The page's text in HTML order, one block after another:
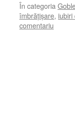
În categoria
îmbrățișare, iubiri
comentariu